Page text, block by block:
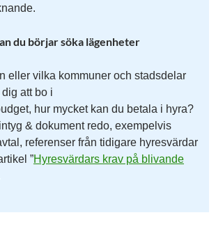
du börjar söka lägenheter
eller vilka kommuner och stadsdelar
att bo i
hur mycket kan du betala i hyra?
& dokument redo, exempelvis
referenser från tidigare hyresvärdar
”Hyresvärdars krav på blivande